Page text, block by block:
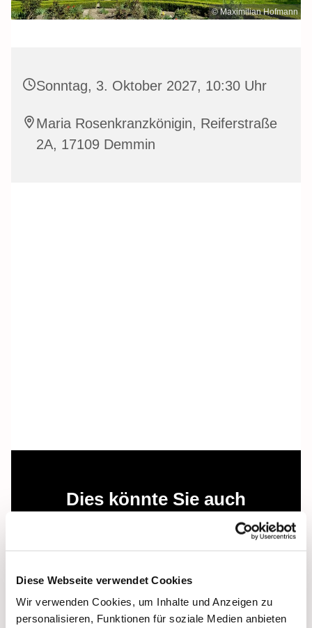
Diese Webseite verwendet Cookies
Wir verwenden Cookies, um Inhalte und Anzeigen zu
personalisieren, Funktionen für soziale Medien anbieten
© Maximilian Hofmann
Sonntag, 3. Oktober 2027, 10:30 Uhr
Maria Rosenkranzkönigin, Reiferstraße
2A, 17109 Demmin
Dies könnte Sie auch
interessieren